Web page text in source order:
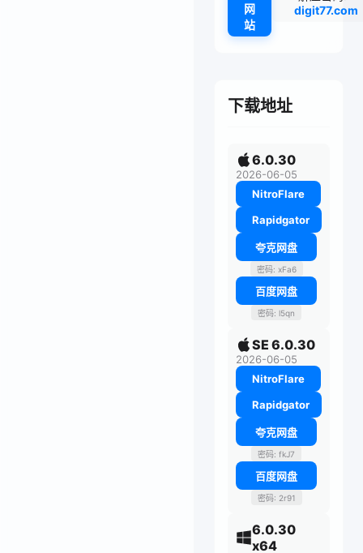
网
站
digit77.com
下载地址
6.0.30
2026-06-05
NitroFlare
Rapidgator
夸克网盘
密码: xFa6
百度网盘
密码: l5qn
SE 6.0.30
2026-06-05
NitroFlare
Rapidgator
夸克网盘
密码: fkJ7
百度网盘
密码: 2r91
6.0.30
x64